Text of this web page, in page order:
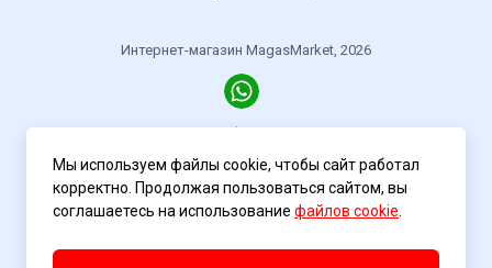
Интернет-магазин MagasMarket, 2026
Политика конфиденциальности
Мы используем файлы cookie, чтобы сайт работал
корректно. Продолжая пользоваться сайтом, вы
соглашаетесь на использование файлов cookie